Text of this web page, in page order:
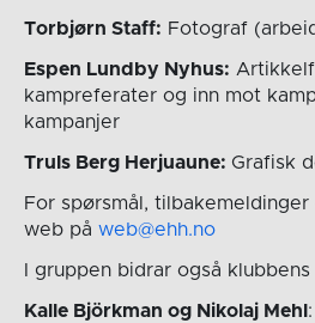
Torbjørn Staff: Fotograf
Espen Lundby Nyhus:
kampreferater og inn mot
kampanjer
Truls Berg Herjuaune: Grafisk
For spørsmål,
web på web@ehh.no
I gruppen bidrar også
Kalle Björkman og Nikolaj Mehl